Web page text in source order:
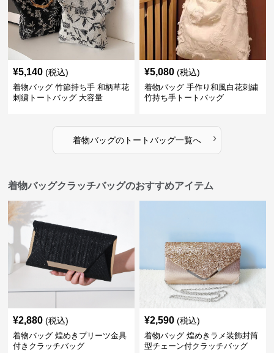
¥5,140 (税込)
着物バッグ 竹節持ち手 和柄草花
刺繍トートバッグ 大容量
¥5,080 (税込)
着物バッグ 手作り和風白花刺繍
竹持ち手トートバッグ
着物バッグのトートバッグ一覧へ ›
着物バッグクラッチバッグのおすすめアイテム
¥2,880 (税込)
着物バッグ 煌めきプリーツ金具
付きクラッチバッグ
¥2,590 (税込)
着物バッグ 煌めきラメ装飾封筒
型チェーン付クラッチバッグ